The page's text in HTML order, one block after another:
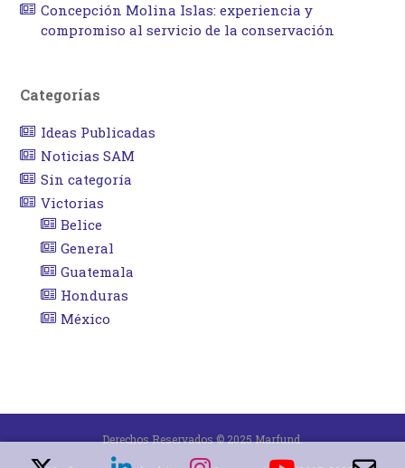
Concepción Molina Islas: experiencia y
compromiso al servicio de la conservación
Categorías
Ideas Publicadas
Noticias SAM
Sin categoría
Victorias
Belice
General
Guatemala
Honduras
México
Derechos Reservados © 2025 Marfund.